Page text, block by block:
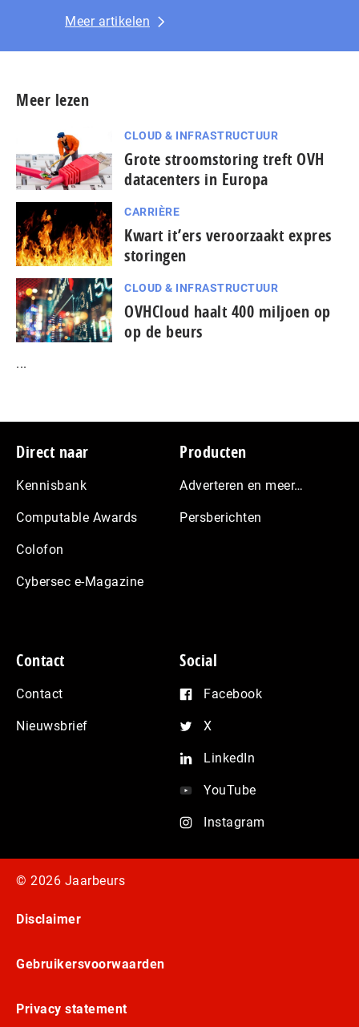
Meer artikelen
Meer lezen
CLOUD & INFRASTRUCTUUR
Grote stroomstoring treft OVH
datacenters in Europa
CARRIÈRE
Kwart it’ers veroorzaakt expres
storingen
CLOUD & INFRASTRUCTUUR
OVHCloud haalt 400 miljoen op
op de beurs
...
Footer
Direct naar
Kennisbank
Computable Awards
Colofon
Cybersec e-Magazine
Producten
Adverteren en meer…
Persberichten
Contact
Contact
Nieuwsbrief
Social
Facebook
X
LinkedIn
YouTube
Instagram
© 2026 Jaarbeurs
Disclaimer
Gebruikersvoorwaarden
Privacy statement